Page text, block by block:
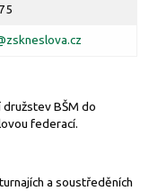
zskneslova.cz
BŠM do
federací.
a soustředěních